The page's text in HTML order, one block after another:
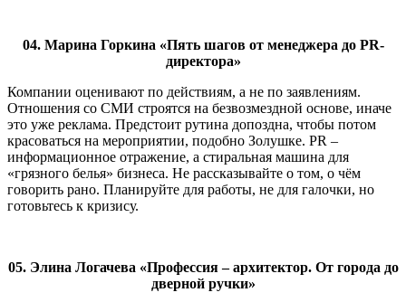
04. Марина Горкина «Пять шагов от менеджера до PR-
директора»
Компании оценивают по действиям, а не по заявлениям.
Отношения со СМИ строятся на безвозмездной основе, иначе
это уже реклама. Предстоит рутина допоздна, чтобы потом
красоваться на мероприятии, подобно Золушке. PR –
информационное отражение, а стиральная машина для
«грязного белья» бизнеса. Не рассказывайте о том, о чём
говорить рано. Планируйте для работы, не для галочки, но
готовьтесь к кризису.
05. Элина Логачева «Профессия – архитектор. От города до
дверной ручки»